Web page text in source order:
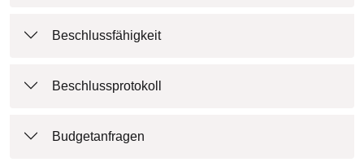
Beschlussfähigkeit
Beschlussprotokoll
Budgetanfragen